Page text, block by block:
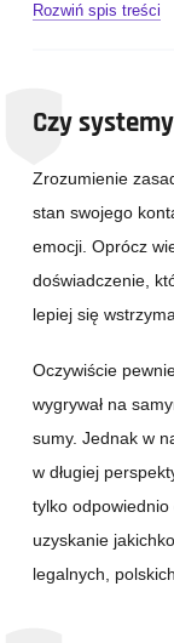
Rozwiń spis treści
Czy
Zrozumienie
stan swojego
emocji. Oprócz
doświadczenie,
lepiej się
Oczywiście
wygrywał na
sumy. Jednak w
w długiej
tylko
uzyskanie
legalnych,